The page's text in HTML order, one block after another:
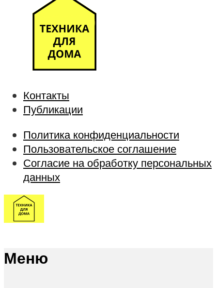
Контакты
Публикации
Политика конфиденциальности
Пользовательское соглашение
Согласие на обработку персональных
данных
Меню